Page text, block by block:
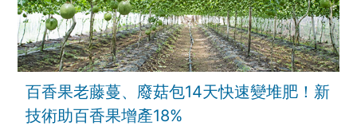
百香果老藤蔓、廢菇包14天快速變堆肥！新
技術助百香果增產18%